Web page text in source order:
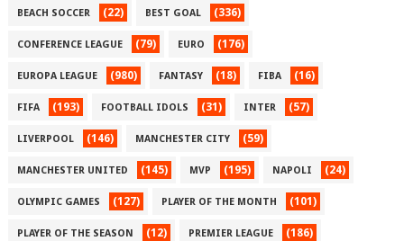
BEACH SOCCER (22) BEST GOAL (336)
CONFERENCE LEAGUE (79) EURO (176)
EUROPA LEAGUE (980) FANTASY (18) FIBA (16)
FIFA (193) FOOTBALL IDOLS (31) INTER (57)
LIVERPOOL (146) MANCHESTER CITY (59)
MANCHESTER UNITED (145) MVP (195) NAPOLI (24)
OLYMPIC GAMES (127) PLAYER OF THE MONTH (101)
PLAYER OF THE SEASON (12) PREMIER LEAGUE (186)